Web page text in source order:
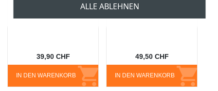
IN DEN WARENKORB
39,90 CHF
IN DEN WARENKORB
49,50 CHF
ALLE ABLEHNEN